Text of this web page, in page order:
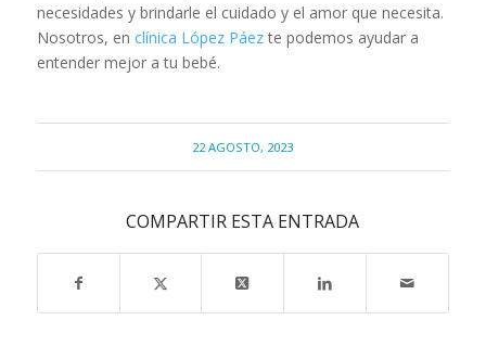
necesidades y brindarle el cuidado y el amor que necesita.
Nosotros, en clínica López Páezte podemos ayudar a
entender mejor a tu bebé.
22 AGOSTO, 2023
COMPARTIR ESTA ENTRADA